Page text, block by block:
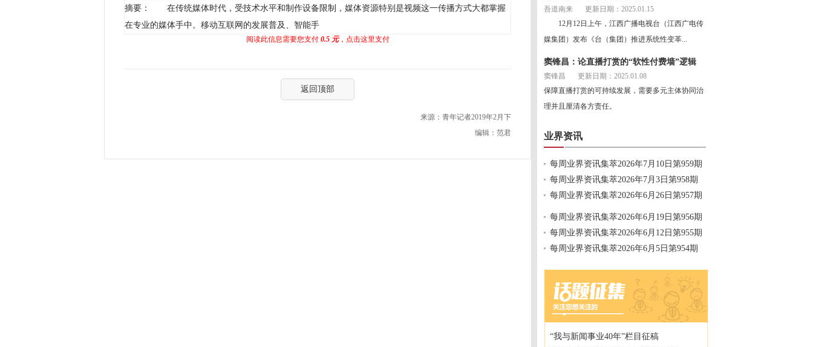
摘要： 在传统媒体时代，受技术水平和制作设备限制，媒体资源特别是视频这一传播方式大都掌握
在专业的媒体手中。移动互联网的发展普及、智能手
阅读此信息需要您支付 0.5 元，点击这里支付
返回顶部
来源：青年记者2019年2月下
编辑：范君
吾道南来
更新日期：2025.01.15
12月12日上午，江西广播电视台（江西广电传
媒集团）发布《台（集团）推进系统性变革...
窦锋昌：论直播打赏的“软性付费墙”逻辑
窦锋昌
更新日期：2025.01.08
保障直播打赏的可持续发展，需要多元主体协同治
理并且厘清各方责任。
业界资讯
每周业界资讯集萃2026年7月10日第959期
每周业界资讯集萃2026年7月3日第958期
每周业界资讯集萃2026年6月26日第957期
每周业界资讯集萃2026年6月19日第956期
每周业界资讯集萃2026年6月12日第955期
每周业界资讯集萃2026年6月5日第954期
“我与新闻事业40年”栏目征稿